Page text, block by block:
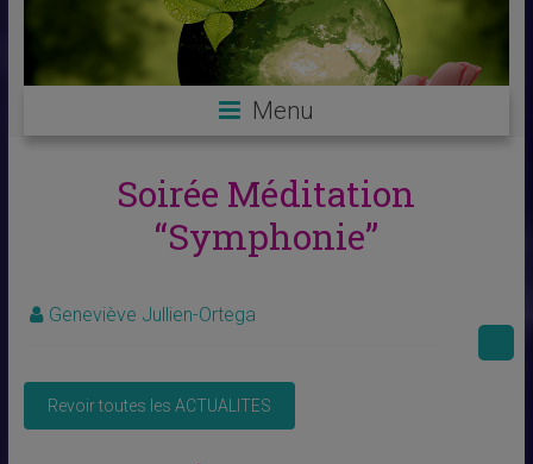
Menu
Soirée Méditation
“Symphonie”
Geneviève Jullien-Ortega